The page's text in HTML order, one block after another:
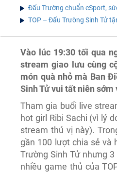
Đấu Trường chuẩn eSport,
TOP – Đấu Trường Sinh Tử
Vào lúc 19:30 tối qua
stream giao lưu cùng
món quà nhỏ mà Ban
Sinh Tử vui tất niên
Tham gia buổi live
hot girl Ribi Sachi (vì lý
stream thú vị này).
gần 100 lượt chia sẻ và
Trường Sinh Tử nhưng 3
nhiều game thủ của